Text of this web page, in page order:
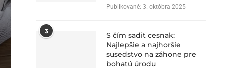
Publikované: 3. októbra 2025
3
S čím sadiť cesnak:
Najlepšie a najhoršie
susedstvo na záhone pre
bohatú úrodu